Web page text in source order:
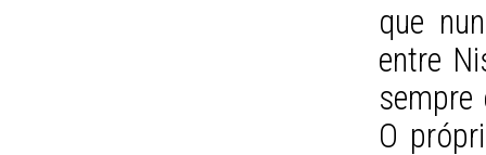
que
entre
O